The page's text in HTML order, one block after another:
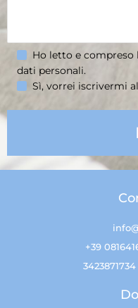
Ho letto e
dati personali.
Sì, vorrei iscrivermi
+39